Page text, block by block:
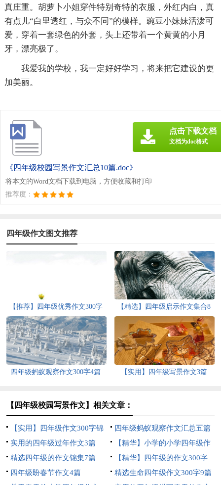
真庄重。胡萝卜小姐穿件特别奇特的衣服，外红内白，真
有点儿“白里透红，与众不同”的模样。豌豆小妹妹活泼可
爱，穿着一套绿色的外套，头上还带着一个黄黄的小月
牙，漂亮极了。
我爱我的学校，我一定好好学习，将来把它建设的更
加美丽。
《四年级校园写景作文汇总10篇.doc》
将本文的Word文档下载到电脑，方便收藏和打印
推荐度：
点击下载文档
文档为doc格式
四年级作文图文推荐
【推荐】四年级优秀作文300字
汇编9篇
【精选】四年级启示作文集合8
篇
四年级蚂蚁观察作文300字4篇 【实用】四年级写景作文3篇
【四年级校园写景作文】相关文章：
【实用】四年级作文300字锦
集5篇
四年级蚂蚁观察作文汇总五篇
实用的四年级过年作文3篇
【精华】小学的小学四年级作
文1200字集锦7篇
精选四年级的作文锦集7篇
【精华】四年级的作文300字
合集九篇
四年级盼春节作文4篇
精选生命四年级作文300字9篇